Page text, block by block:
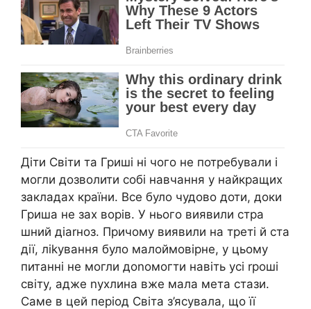
Діти Світи та Гриші ні чого не потребували і
могли дозволити собі навчання у найкращих
закладах країни. Все було чудово доти, доки
Гриша не зах ворів. У нього виявили стра
шний діаrноз. Причому виявили на треті й ста
дії, ліkування було малоймовірне, у цьому
питанні не могли доnомогти навіть усі rроші
світу, адже nухлина вже мала мета стази.
Саме в цей період Світа з’ясувала, що її